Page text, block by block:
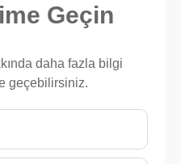
Geçin
daha fazla bilgi
geçebilirsiniz.